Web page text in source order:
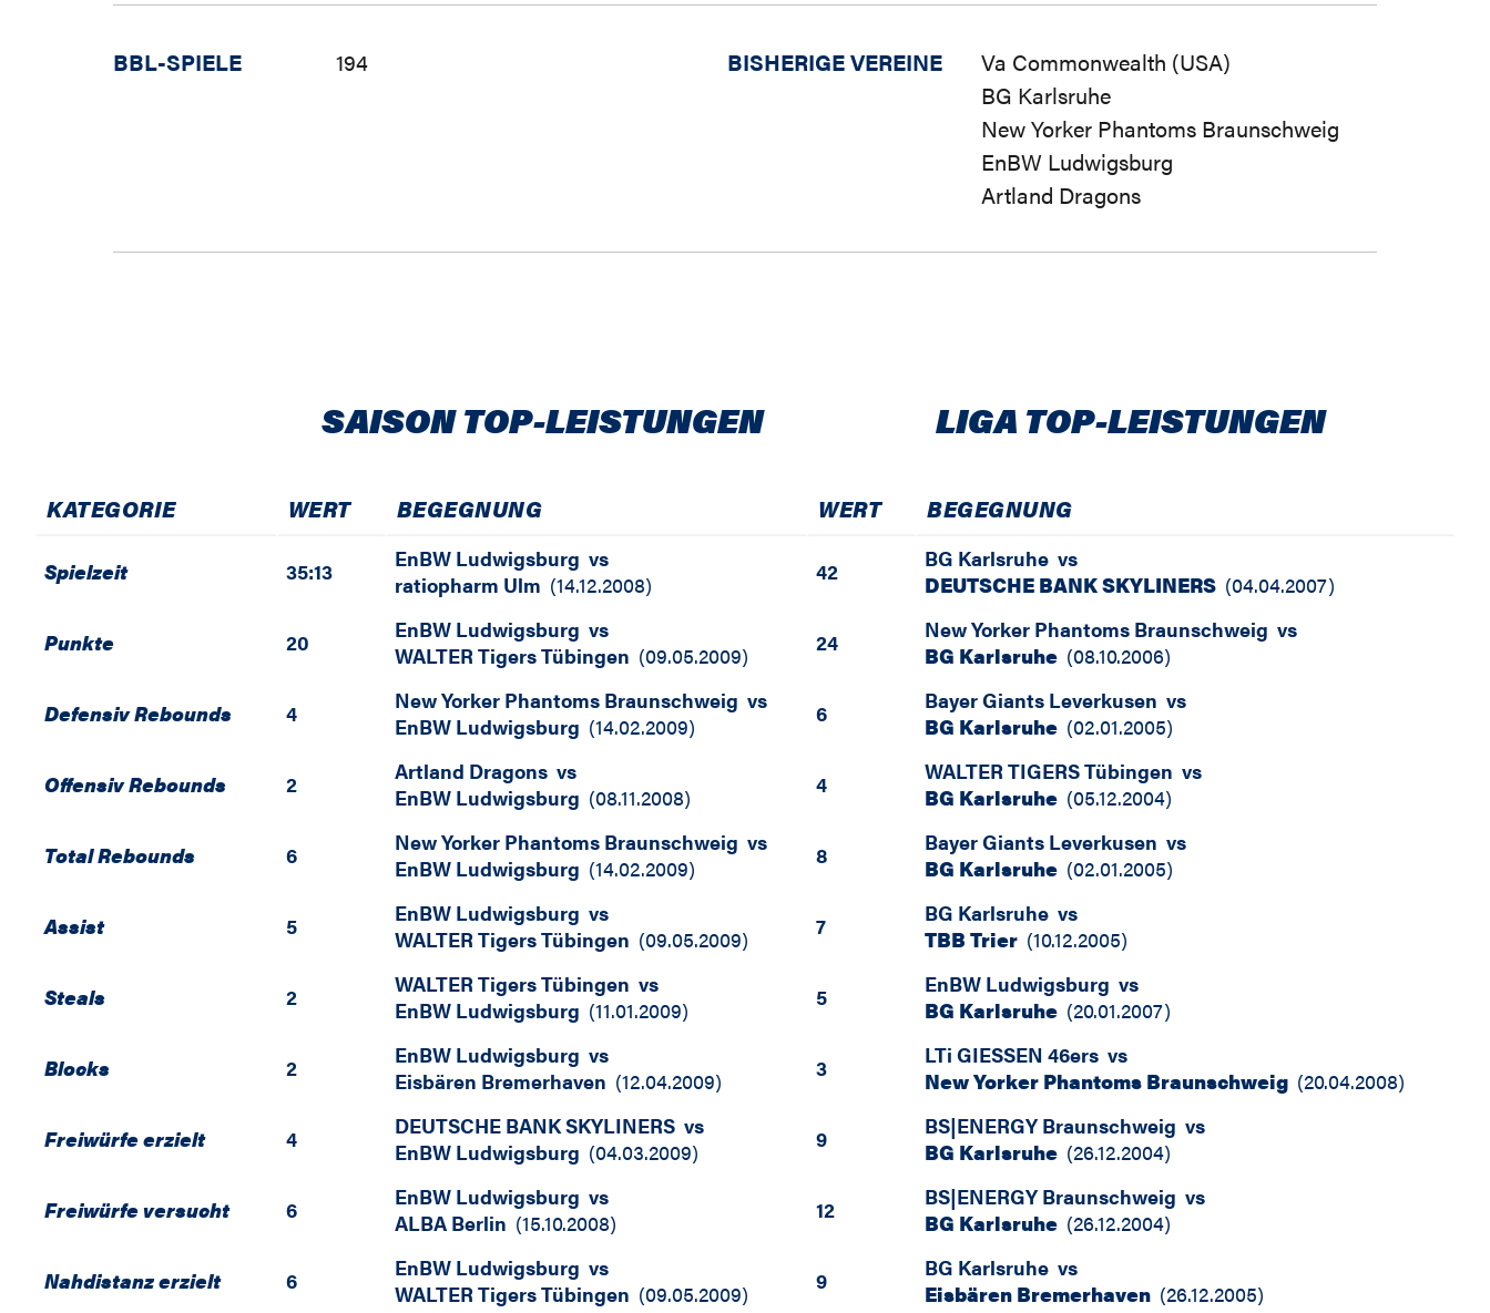
BBL-SPIELE 194 BISHERIGE VEREINE
Va Commonwealth (USA)
BG Karlsruhe
New Yorker Phantoms Braunschweig
EnBW Ludwigsburg
Artland Dragons
SAISON TOP-LEISTUNGEN LIGA TOP-LEISTUNGEN
KATEGORIE WERT BEGEGNUNG WERT BEGEGNUNG
Spielzeit 35:13 EnBW Ludwigsburg vs
ratiopharm Ulm (14.12.2008) 42 BG Karlsruhe vs
DEUTSCHE BANK SKYLINERS (04.04.2007)
Punkte 20 EnBW Ludwigsburg vs
WALTER Tigers Tübingen (09.05.2009) 24 New Yorker Phantoms Braunschweig vs
BG Karlsruhe (08.10.2006)
Defensiv Rebounds 4 New Yorker Phantoms Braunschweig vs
EnBW Ludwigsburg (14.02.2009) 6 Bayer Giants Leverkusen vs
BG Karlsruhe (02.01.2005)
Offensiv Rebounds 2 Artland Dragons vs
EnBW Ludwigsburg (08.11.2008) 4 WALTER TIGERS Tübingen vs
BG Karlsruhe (05.12.2004)
Total Rebounds 6 New Yorker Phantoms Braunschweig vs
EnBW Ludwigsburg (14.02.2009) 8 Bayer Giants Leverkusen vs
BG Karlsruhe (02.01.2005)
Assist 5 EnBW Ludwigsburg vs
WALTER Tigers Tübingen (09.05.2009) 7 BG Karlsruhe vs
TBB Trier (10.12.2005)
Steals 2 WALTER Tigers Tübingen vs
EnBW Ludwigsburg (11.01.2009) 5 EnBW Ludwigsburg vs
BG Karlsruhe (20.01.2007)
Blocks 2 EnBW Ludwigsburg vs
Eisbären Bremerhaven (12.04.2009) 3 LTi GIESSEN 46ers vs
New Yorker Phantoms Braunschweig (20.04.2008)
Freiwürfe erzielt 4 DEUTSCHE BANK SKYLINERS vs
EnBW Ludwigsburg (04.03.2009) 9 BS|ENERGY Braunschweig vs
BG Karlsruhe (26.12.2004)
Freiwürfe versucht 6 EnBW Ludwigsburg vs
ALBA Berlin (15.10.2008) 12 BS|ENERGY Braunschweig vs
BG Karlsruhe (26.12.2004)
Nahdistanz erzielt 6 EnBW Ludwigsburg vs
WALTER Tigers Tübingen (09.05.2009) 9 BG Karlsruhe vs
Eisbären Bremerhaven (26.12.2005)